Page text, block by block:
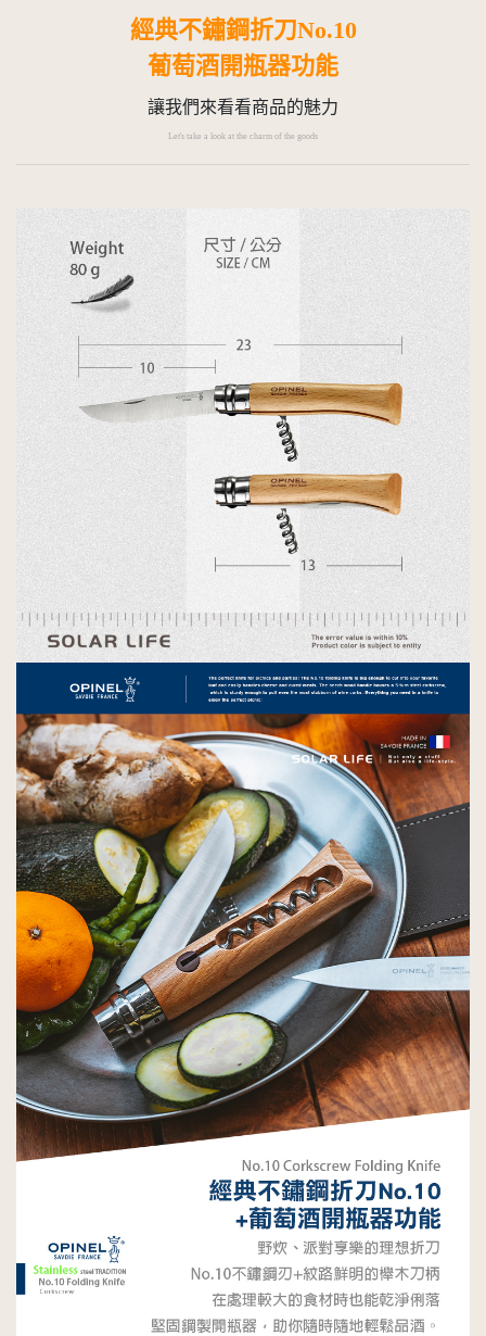
經典不鏽鋼折刀No.10
葡萄酒開瓶器功能
讓我們來看看商品的魅力
Let's take a look at the charm of the goods